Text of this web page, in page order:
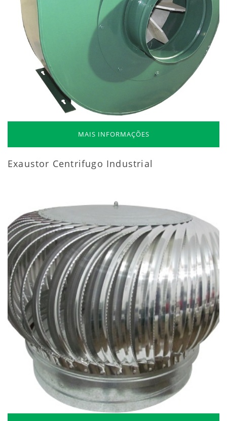
MAIS INFORMAÇÕES
Exaustor Centrifugo Industrial